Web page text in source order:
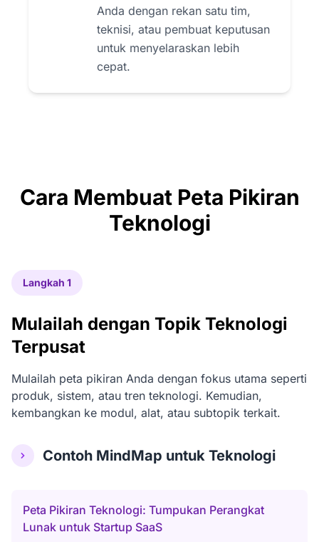
Anda dengan rekan satu tim,
teknisi, atau pembuat keputusan
untuk menyelaraskan lebih
cepat.
Cara Membuat Peta Pikiran
Teknologi
Langkah 1
Mulailah dengan Topik Teknologi
Terpusat
Mulailah peta pikiran Anda dengan fokus utama seperti
produk, sistem, atau tren teknologi. Kemudian,
kembangkan ke modul, alat, atau subtopik terkait.
Contoh MindMap untuk Teknologi
Peta Pikiran Teknologi: Tumpukan Perangkat
Lunak untuk Startup SaaS